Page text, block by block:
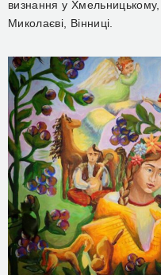
визнання у Хмельницькому,
Миколаєві, Вінниці.